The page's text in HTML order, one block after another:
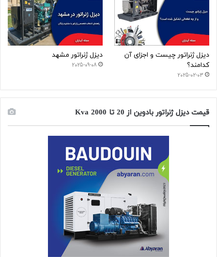
دیزل ژنراتور چیست و اجزای آن
کدامند؟
2025-02-03
دیزل ژنراتور مشهد
2025-09-08
قیمت دیزل ژنراتور بادوین از 20 تا 2000 Kva